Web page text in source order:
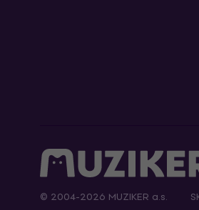
© 2004-2026 MUZIKER a.s.